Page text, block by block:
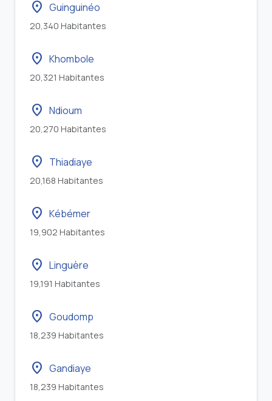
location_on Guinguinéo
20,340 Habitantes
location_on Khombole
20,321 Habitantes
location_on Ndioum
20,270 Habitantes
location_on Thiadiaye
20,168 Habitantes
location_on Kébémer
19,902 Habitantes
location_on Linguère
19,191 Habitantes
location_on Goudomp
18,239 Habitantes
location_on Gandiaye
18,239 Habitantes